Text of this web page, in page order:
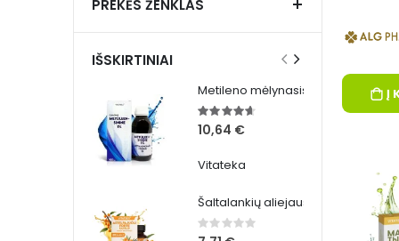
Į
PREKĖS ŽENKLAS
IŠSKIRTINIAI
Įvertinimas:
93%
10,64 €
Vitateka
Rating:
0%